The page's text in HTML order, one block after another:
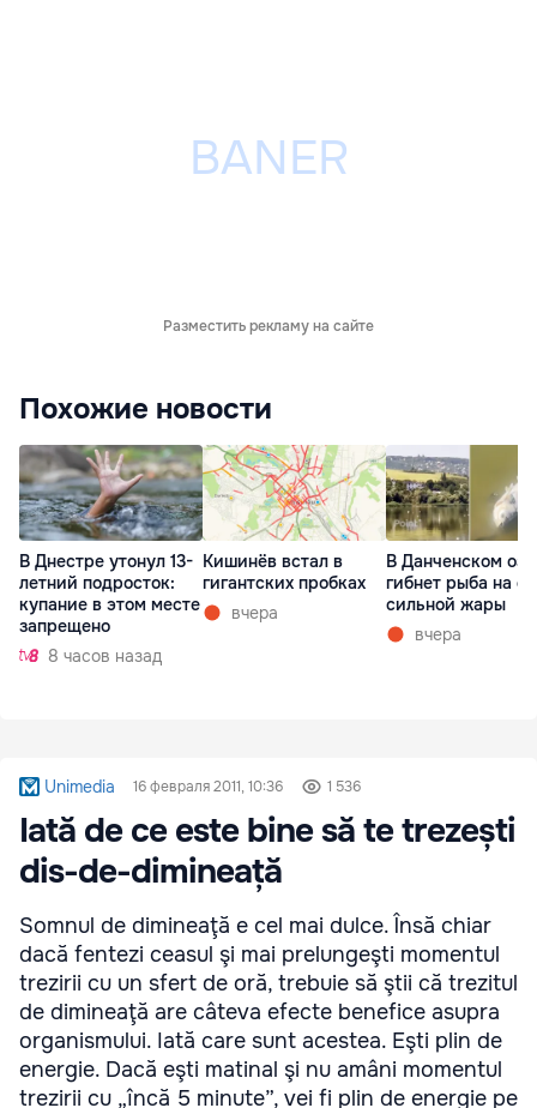
Разместить рекламу на сайте
Похожие новости
В Днестре утонул 13-
летний подросток:
купание в этом месте
запрещено
8 часов назад
Кишинёв встал в
гигантских пробках
вчера
В Данченском
гибнет рыба на
сильной жары
вчера
Unimedia 16 февраля 2011, 10:36 1 536
Iată de ce este bine să te trezești
dis-de-dimineață
Somnul de dimineaţă e cel mai dulce. Însă chiar
dacă fentezi ceasul şi mai prelungeşti momentul
trezirii cu un sfert de oră, trebuie să ştii că trezitul
de dimineaţă are câteva efecte benefice asupra
organismului. Iată care sunt acestea. Eşti plin de
energie. Dacă eşti matinal şi nu amâni momentul
trezirii cu „încă 5 minute”, vei fi plin de energie pe